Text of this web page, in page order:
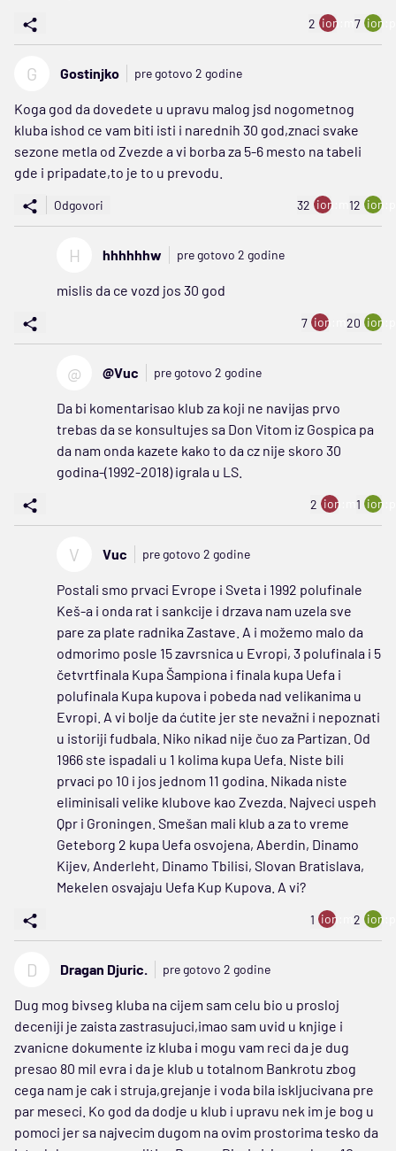
2 ion:minus
7
G Gostinjko pre gotovo 2 godine
Koga god da dovedete u upravu malog jsd nogometnog
kluba ishod ce vam biti isti i narednih 30 god,znaci svake
sezone metla od Zvezde a vi borba za 5-6 mesto na tabeli
gde i pripadate,to je to u prevodu.
Odgovori 32 ion:minus
12
H hhhhhhw pre gotovo 2 godine
mislis da ce vozd jos 30 god
7 ion:minus
20
@ @Vuc pre gotovo 2 godine
Da bi komentarisao klub za koji ne navijas prvo
trebas da se konsultujes sa Don Vitom iz Gospica pa
da nam onda kazete kako to da cz nije skoro 30
godina-(1992-2018) igrala u LS.
2 ion:minus
1
V Vuc pre gotovo 2 godine
Postali smo prvaci Evrope i Sveta i 1992 polufinale
Keš-a i onda rat i sankcije i drzava nam uzela sve
pare za plate radnika Zastave. A i možemo malo da
odmorimo posle 15 zavrsnica u Evropi, 3 polufinala i 5
četvrtfinala Kupa Šampiona i finala kupa Uefa i
polufinala Kupa kupova i pobeda nad velikanima u
Evropi. A vi bolje da ćutite jer ste nevažni i nepoznati
u istoriji fudbala. Niko nikad nije čuo za Partizan. Od
1966 ste ispadali u 1 kolima kupa Uefa. Niste bili
prvaci po 10 i jos jednom 11 godina. Nikada niste
eliminisali velike klubove kao Zvezda. Najveci uspeh
Qpr i Groningen. Smešan mali klub a za to vreme
Geteborg 2 kupa Uefa osvojena, Aberdin, Dinamo
Kijev, Anderleht, Dinamo Tbilisi, Slovan Bratislava,
Mekelen osvajaju Uefa Kup Kupova. A vi?
1 ion:minus
2
D Dragan Djuric. pre gotovo 2 godine
Dug mog bivseg kluba na cijem sam celu bio u prosloj
deceniji je zaista zastrasujuci,imao sam uvid u knjige i
zvanicne dokumente iz kluba i mogu vam reci da je dug
presao 80 mil evra i da je klub u totalnom Bankrotu zbog
cega nam je cak i struja,grejanje i voda bila iskljucivana pre
par meseci. Ko god da dodje u klub i upravu nek im je bog u
pomoci jer sa najvecim dugom na ovim prostorima tesko da